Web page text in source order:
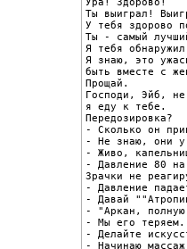
Ты выиграл!
У тебя здорово
Ты - самый
Я тебя
Я знаю, это
быть вместе с
Прощай.
Господи, Эйб,
я еду к тебе.
Передозировка?
- Сколько он
- Не знаю, они у
- Живо,
- Давление 80
Зрачки не
- Давление
- Давай
- "Аркан,
- Мы его теряем.
- Делайте
- Начинаю